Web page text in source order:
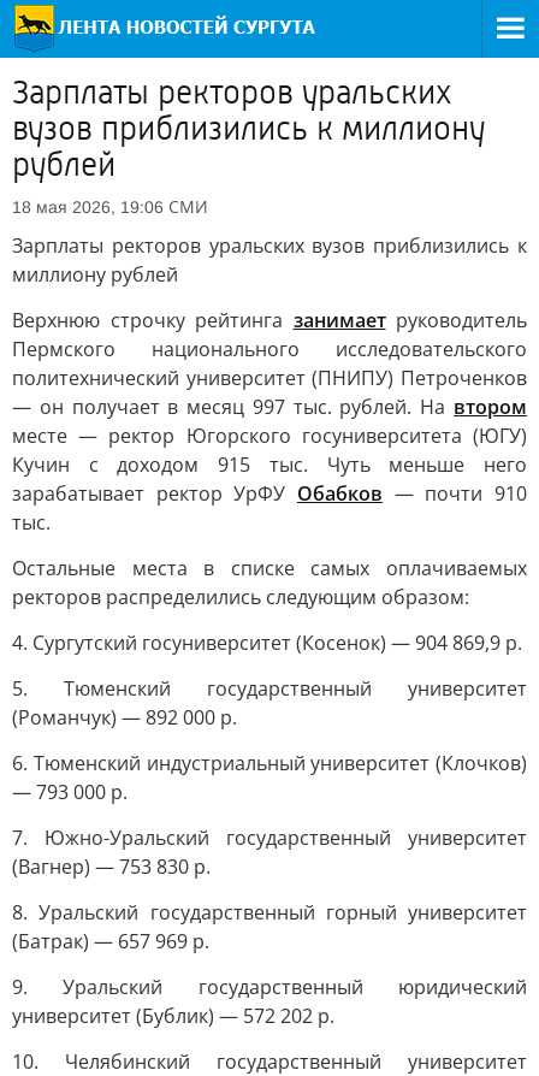
Зарплаты ректоров уральских
вузов приблизились к миллиону
рублей
18 мая 2026, 19:06 СМИ
Зарплаты ректоров уральских вузов приблизились к
миллиону рублей
Верхнюю строчку рейтинга занимаетруководитель
Пермского национального исследовательского
политехнический университет (ПНИПУ) Петроченков
— он получает в месяц 997 тыс. рублей. На втором
месте — ректор Югорского госуниверситета (ЮГУ)
Кучин с доходом 915 тыс. Чуть меньше него
зарабатывает ректор УрФУ Обабков — почти 910
тыс.
Остальные места в списке самых оплачиваемых
ректоров распределились следующим образом:
4. Сургутский госуниверситет (Косенок) — 904 869,9 р.
5. Тюменский государственный университет
(Романчук) — 892 000 р.
6. Тюменский индустриальный университет (Клочков)
— 793 000 р.
7. Южно-Уральский государственный университет
(Вагнер) — 753 830 р.
8. Уральский государственный горный университет
(Батрак) — 657 969 р.
9. Уральский государственный юридический
университет (Бублик) — 572 202 р.
10. Челябинский государственный университет